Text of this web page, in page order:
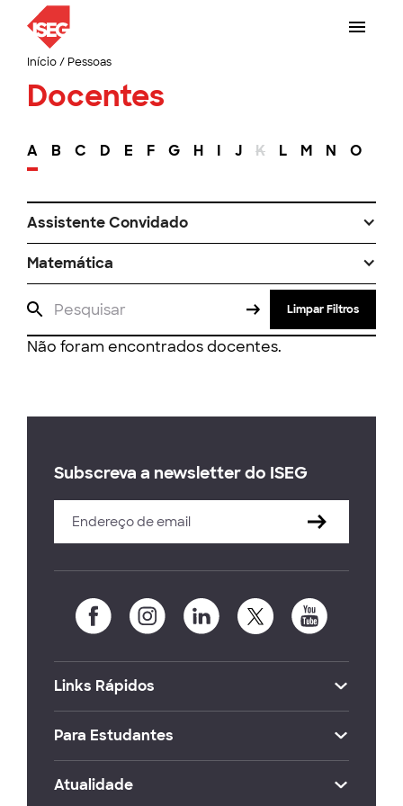
Início/ Pessoas
Docentes
A B C D E F G H I J K L M N O
Assistente Convidado
Matemática
Limpar Filtros
Não foram encontrados docentes.
Subscreva a newsletter do ISEG
Links Rápidos
Para Estudantes
Atualidade